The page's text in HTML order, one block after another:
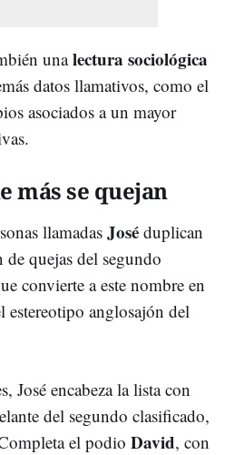
unalectura sociológica
datos llamativos, como el
asociados a un mayor
más se quejan
llamadas José duplican
quejas del segundo
convierte a este nombre en
estereotipo anglosajón del
José encabeza la lista con
del segundo clasificado,
el podio David, con